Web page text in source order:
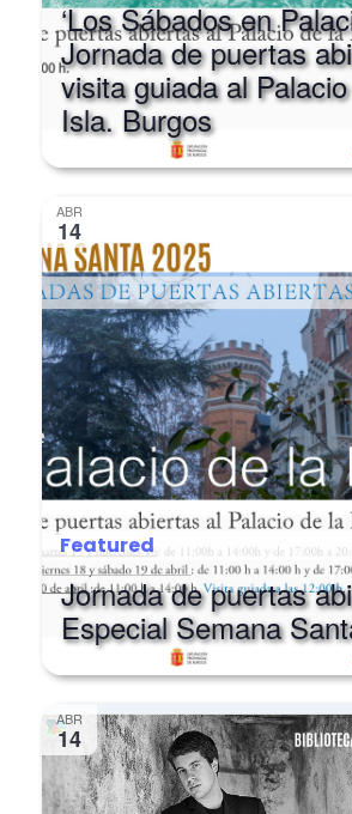
‘Los Sábados en
Jornada de puertas
visita guiada al
Isla. Burgos
ABR
14
Featured
Jornada de puertas
Especial Semana
ABR
14